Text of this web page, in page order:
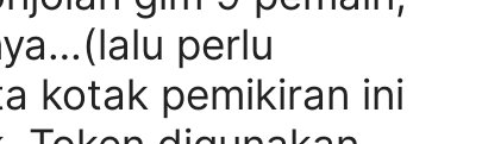
perlu
kotak pemikiran ini